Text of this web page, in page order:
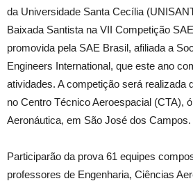
da Universidade Santa Cecília
Baixada Santista na VII Competição
promovida pela SAE Brasil, afiliada a
Engineers International, que este ano
atividades. A competição será realizada
no Centro Técnico Aeroespacial (CTA),
Aeronáutica, em São José dos Campos.
Participarão da prova 61 equipes
professores de Engenharia, Ciências